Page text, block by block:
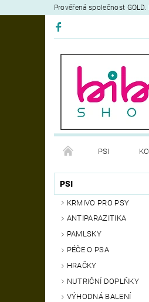
Prověřená společnost
PSI
DEZINFEKČNÍ
PSI
KRMIVO PRO PSY
ANTIPARAZITIKA
PAMLSKY
PÉČE O PSA
HRAČKY
NUTRIČNÍ DOPLŇKY
VÝHODNÁ BALENÍ